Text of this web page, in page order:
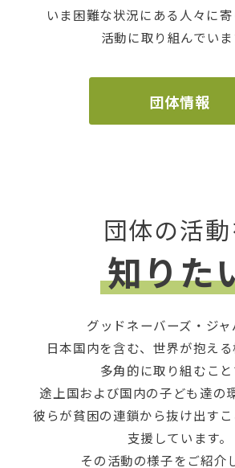
いま困難な状況にある人々に
活動に取り組んでいま
団体情報
団体の活動
知りた
グッドネーバーズ・ジ
日本国内を含む、世界が抱え
多角的に取り組むこと
途上国および国内の子ども達の
彼らが貧困の連鎖から抜け出す
支援しています。
その活動の様子をご紹介